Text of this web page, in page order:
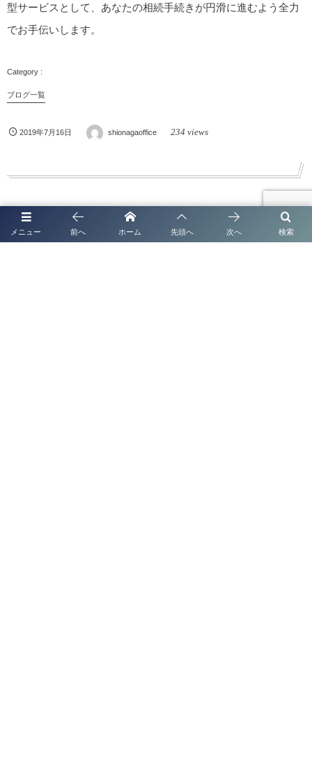
型サービスとして、あなたの相続手続きが円滑に進むよう全力
でお手伝いします。
ブログ一覧
2019年7月16日 shionagaoffice 234 views
関連記事
メニュー 検索
前へ ホーム 先頭へ 次へ